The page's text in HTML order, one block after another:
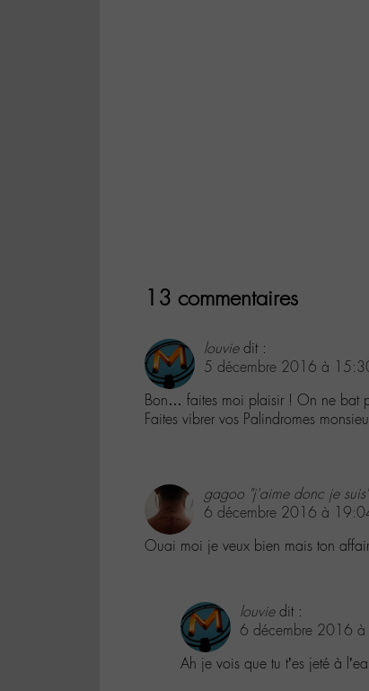
13 commentaires
louvie dit :
5 décembre 2016 à
Bon… faites moi plaisir ! On ne bat
Faites vibrer vos Palindromes
gagoo "j'aime donc je suis"
6 décembre 2016 à
Ouai moi je veux bien mais ton
louvie dit :
6 décembre 2016
Ah je vois que tu t’es jeté à